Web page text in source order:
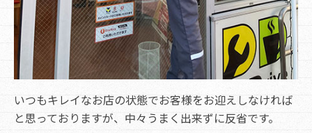
いつもキレイなお店の状態でお客様をお迎えしなければ
と思っておりますが、中々うまく出来ずに反省です。